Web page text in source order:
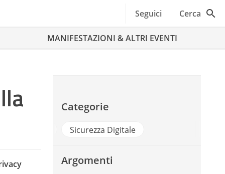
Seguici Cerca
MANIFESTAZIONI & ALTRI EVENTI
Categorie
Sicurezza Digitale
Argomenti